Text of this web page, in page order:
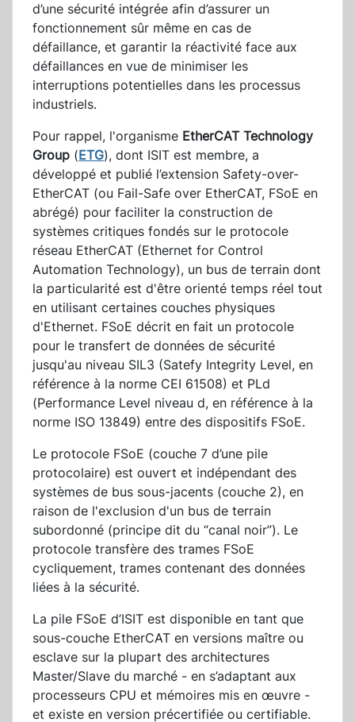
d’une sécurité intégrée afin d’assurer un
fonctionnement sûr même en cas de
défaillance, et garantir la réactivité face aux
défaillances en vue de minimiser les
interruptions potentielles dans les processus
industriels.
Pour rappel, l'organisme EtherCAT Technology
Group (ETG), dont ISIT est membre, a
développé et publié l’extension Safety-over-
EtherCAT (ou Fail-Safe over EtherCAT, FSoE en
abrégé) pour faciliter la construction de
systèmes critiques fondés sur le protocole
réseau EtherCAT (Ethernet for Control
Automation Technology), un bus de terrain dont
la particularité est d'être orienté temps réel tout
en utilisant certaines couches physiques
d'Ethernet. FSoE décrit en fait un protocole
pour le transfert de données de sécurité
jusqu'au niveau SIL3 (Satefy Integrity Level, en
référence à la norme CEI 61508) et PLd
(Performance Level niveau d, en référence à la
norme ISO 13849) entre des dispositifs FSoE.
Le protocole FSoE (couche 7 d’une pile
protocolaire) est ouvert et indépendant des
systèmes de bus sous-jacents (couche 2), en
raison de l'exclusion d'un bus de terrain
subordonné (principe dit du “canal noir”). Le
protocole transfère des trames FSoE
cycliquement, trames contenant des données
liées à la sécurité.
La pile FSoE d’ISIT est disponible en tant que
sous-couche EtherCAT en versions maître ou
esclave sur la plupart des architectures
Master/Slave du marché - en s’adaptant aux
processeurs CPU et mémoires mis en œuvre -
et existe en version précertifiée ou certifiable.